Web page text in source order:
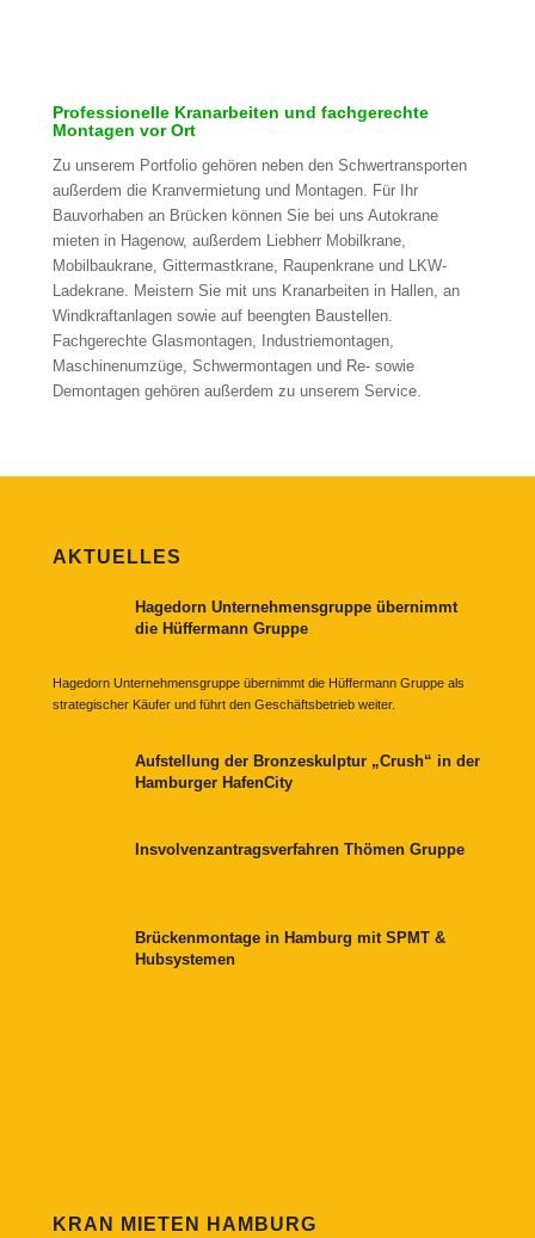
Professionelle Kranarbeiten und fachgerechte
Montagen vor Ort
Zu unserem Portfolio gehören neben den Schwertransporten
außerdem die Kranvermietung und Montagen. Für Ihr
Bauvorhaben an Brücken können Sie bei uns Autokrane
mieten in Hagenow, außerdem Liebherr Mobilkrane,
Mobilbaukrane, Gittermastkrane, Raupenkrane und LKW-
Ladekrane. Meistern Sie mit uns Kranarbeiten in Hallen, an
Windkraftanlagen sowie auf beengten Baustellen.
Fachgerechte Glasmontagen, Industriemontagen,
Maschinenumzüge, Schwermontagen und Re- sowie
Demontagen gehören außerdem zu unserem Service.
AKTUELLES
Hagedorn Unternehmensgruppe übernimmt
die Hüffermann Gruppe
Hagedorn Unternehmensgruppe übernimmt die Hüffermann Gruppe als
strategischer Käufer und führt den Geschäftsbetrieb weiter.
Aufstellung der Bronzeskulptur „Crush“ in der
Hamburger HafenCity
Insvolvenzantragsverfahren Thömen Gruppe
Brückenmontage in Hamburg mit SPMT &
Hubsystemen
KRAN MIETEN HAMBURG